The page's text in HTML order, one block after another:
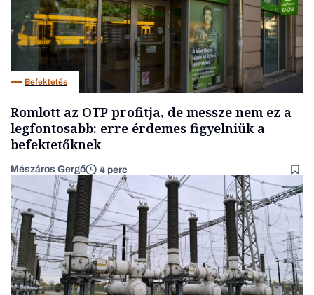
Befektetés
Romlott az OTP profitja, de messze nem ez a
legfontosabb: erre érdemes figyelniük a
befektetőknek
Mészáros Gergő 4 perc